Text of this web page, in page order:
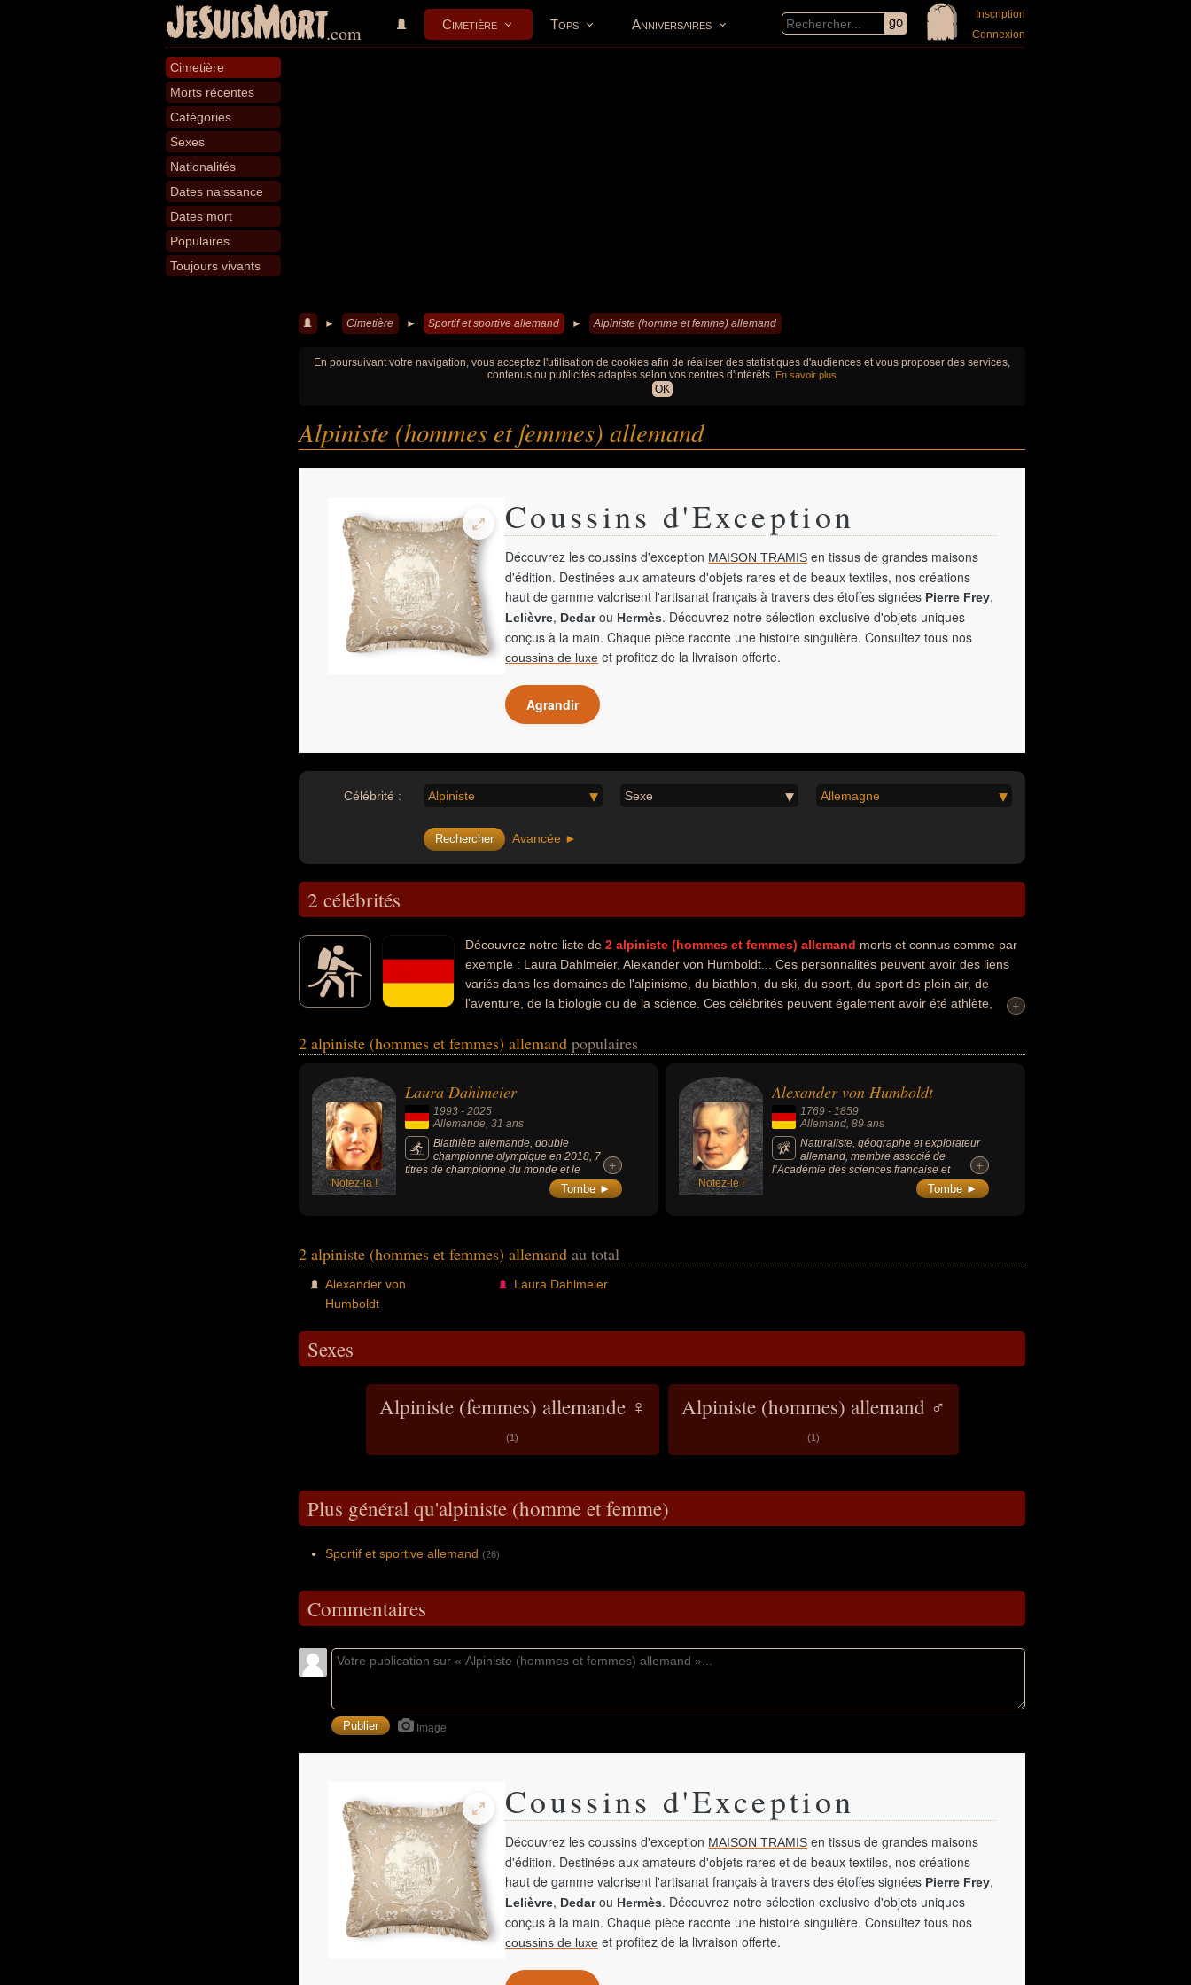
JeSuisMort.com Cimetière Tops Anniversaires
Inscription
Connexion
Cimetière
Morts récentes
Catégories
Sexes
Nationalités
Dates naissance
Dates mort
Populaires
Toujours vivants
► Cimetière ► Sportif et sportive allemand ► Alpiniste (homme et femme) allemand
En poursuivant votre navigation, vous acceptez l'utilisation de cookies afin de réaliser des statistiques d'audiences et vous proposer des services,
contenus ou publicités adaptés selon vos centres d'intérêts. En savoir plus
OK
Alpiniste (hommes et femmes) allemand
Coussins d'Exception
Découvrez les coussins d'exception MAISON TRAMIS en tissus de grandes maisons
d'édition. Destinées aux amateurs d'objets rares et de beaux textiles, nos créations
haut de gamme valorisent l'artisanat français à travers des étoffes signées Pierre Frey,
Lelièvre, Dedarou Hermès. Découvrez notre sélection exclusive d'objets uniques
conçus à la main. Chaque pièce raconte une histoire singulière. Consultez tous nos
coussins de luxe et profitez de la livraison offerte.
Agrandir
Célébrité : Alpiniste Sexe Allemagne
Avancée ►
2 célébrités
Découvrez notre liste de 2 alpiniste (hommes et femmes) allemand morts et connus comme par
exemple : Laura Dahlmeier, Alexander von Humboldt... Ces personnalités peuvent avoir des liens
variés dans les domaines de l'alpinisme, du biathlon, du ski, du sport, du sport de plein air, de
l'aventure, de la biologie ou de la science. Ces célébrités peuvent également avoir été athlète,
+
2 alpiniste (hommes et femmes) allemand populaires
Notez-la !
Laura Dahlmeier
1993 - 2025
Allemande, 31 ans
Biathlète allemande, double
championne olympique en 2018, 7
titres de championne du monde et le
classement général de la Coupe du monde
en 2016–17, marquant l’histoire du biathlon
+
+
Tombe ► Notez-le !
Alexander von Humboldt
1769 -1859
Allemand, 89 ans
Naturaliste, géographe et explorateur
allemand, membre associé de
l’Académie des sciences française et
président de la Société de géographie de
Paris. Par la qualité des relevés
+
+
Tombe ►
2 alpiniste (hommes et femmes) allemand au total
Alexander von
Humboldt
Laura Dahlmeier
Sexes
Alpiniste (femmes) allemande ♀
(1)
Alpiniste (hommes) allemand ♂
(1)
Plus général qu'alpiniste (homme et femme)
Sportif et sportive allemand (26)
Commentaires
Image
Coussins d'Exception
Découvrez les coussins d'exception MAISON TRAMIS en tissus de grandes maisons
d'édition. Destinées aux amateurs d'objets rares et de beaux textiles, nos créations
haut de gamme valorisent l'artisanat français à travers des étoffes signées Pierre Frey,
Lelièvre, Dedarou Hermès. Découvrez notre sélection exclusive d'objets uniques
conçus à la main. Chaque pièce raconte une histoire singulière. Consultez tous nos
coussins de luxe et profitez de la livraison offerte.